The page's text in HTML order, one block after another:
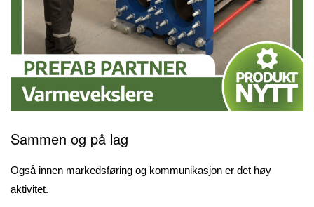
Sammen og på lag
Også innen markedsføring og kommunikasjon er det høy
aktivitet.